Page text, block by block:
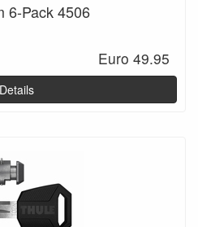
6-Pack 4506
Euro 49.95
Details